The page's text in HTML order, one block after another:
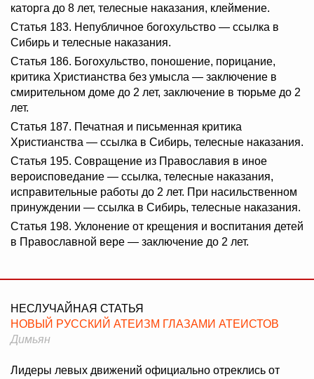
каторга до 8 лет, телесные наказания, клеймение.
Статья 183. Непубличное богохульство — ссылка в
Сибирь и телесные наказания.
Статья 186. Богохульство, поношение, порицание,
критика Христианства без умысла — заключение в
смирительном доме до 2 лет, заключение в тюрьме до 2
лет.
Статья 187. Печатная и письменная критика
Христианства — ссылка в Сибирь, телесные наказания.
Статья 195. Совращение из Православия в иное
вероисповедание — ссылка, телесные наказания,
исправительные работы до 2 лет. При насильственном
принуждении — ссылка в Сибирь, телесные наказания.
Статья 198. Уклонение от крещения и воспитания детей
в Православной вере — заключение до 2 лет.
НЕСЛУЧАЙНАЯ СТАТЬЯ
НОВЫЙ РУССКИЙ АТЕИЗМ ГЛАЗАМИ АТЕИСТОВ
Димьян
Лидеры левых движений официально отреклись от